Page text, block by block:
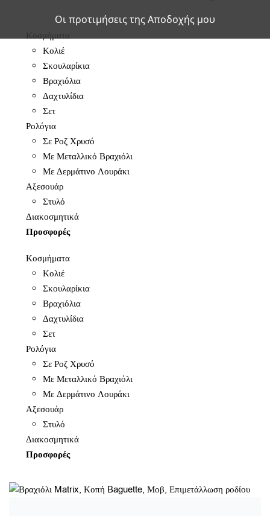
Κοσμήματα
Κολιέ
Σκουλαρίκια
Βραχιόλια
Δαχτυλίδια
Σετ
Ρολόγια
Σε Ροζ Χρυσό
Με Μεταλλικό Βραχιόλι
Με Δερμάτινο Λουράκι
Αξεσουάρ
Στυλό
Διακοσμητικά
Προσφορές
Κοσμήματα
Κολιέ
Σκουλαρίκια
Βραχιόλια
Δαχτυλίδια
Σετ
Ρολόγια
Σε Ροζ Χρυσό
Με Μεταλλικό Βραχιόλι
Με Δερμάτινο Λουράκι
Αξεσουάρ
Στυλό
Διακοσμητικά
Προσφορές
Οι προτιμήσεις της Αποδοχής μου